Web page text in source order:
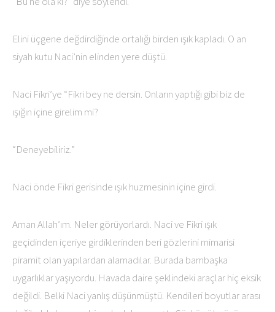
Elini üçgene değdirdiğinde ortalığı birden ışık kapladı. O an
siyah kutu Naci’nin elinden yere düştü.
Naci Fikri’ye “Fikri bey ne dersin. Onların yaptığı gibi biz de
ışığın içine girelim mi?
“Deneyebiliriz.”
Naci önde Fikri gerisinde ışık huzmesinin içine girdi.
Aman Allah’ım. Neler görüyorlardı. Naci ve Fikri ışık
geçidinden içeriye girdiklerinden beri gözlerini mimarisi
piramit olan yapılardan alamadılar. Burada bambaşka
uygarlıklar yaşıyordu. Havada daire şeklindeki araçlar hiç eksik
değildi. Belki Naci yanlış düşünmüştü. Kendileri boyutlar arası